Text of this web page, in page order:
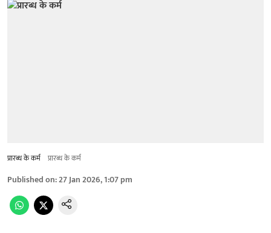
प्रारब्ध के कर्म प्रारब्ध के कर्म
Published on:27 Jan 2026, 1:07 pm